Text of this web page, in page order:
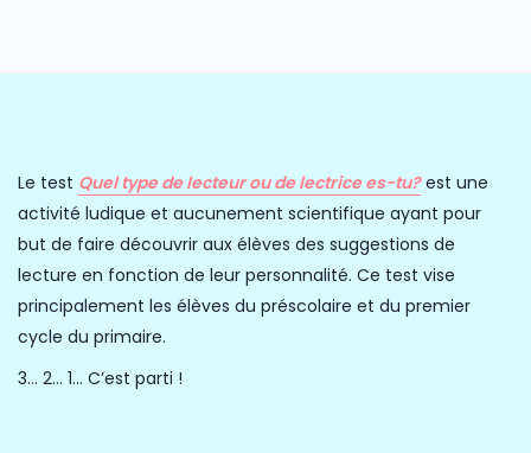
Le test Quel type de lecteur ou de lectrice es-tu?est une
activité ludique et aucunement scientifique ayant pour
but de faire découvrir aux élèves des suggestions de
lecture en fonction de leur personnalité. Ce test vise
principalement les élèves du préscolaire et du premier
cycle du primaire.
3… 2… 1… C’est parti !